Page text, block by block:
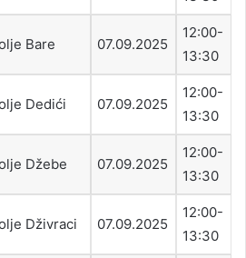
Bare 07.09.2025
12:00-
13:30
Dedići 07.09.2025
12:00-
13:30
Džebe 07.09.2025
12:00-
13:30
Dživraci 07.09.2025
12:00-
13:30